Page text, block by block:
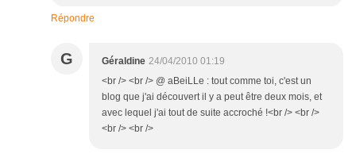
Répondre
G Géraldine 24/04/2010 01:19
<br /> <br /> @ aBeiLLe : tout comme toi, c'est un
blog que j'ai découvert il y a peut être deux mois, et
avec lequel j'ai tout de suite accroché !<br /> <br />
<br /> <br />